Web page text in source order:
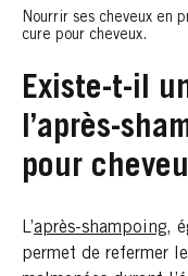
Nourrir ses cheveux en
cure pour cheveux.
Existe-t-il
l’après-
pour
L’après-shampoing,
permet de refermer